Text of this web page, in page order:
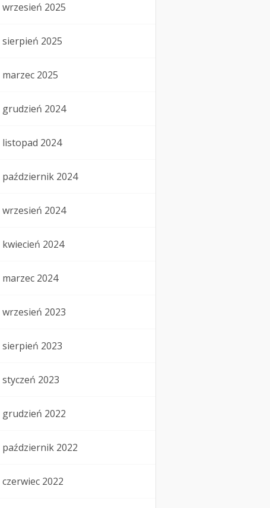
wrzesień 2025
sierpień 2025
marzec 2025
grudzień 2024
listopad 2024
październik 2024
wrzesień 2024
kwiecień 2024
marzec 2024
wrzesień 2023
sierpień 2023
styczeń 2023
grudzień 2022
październik 2022
czerwiec 2022